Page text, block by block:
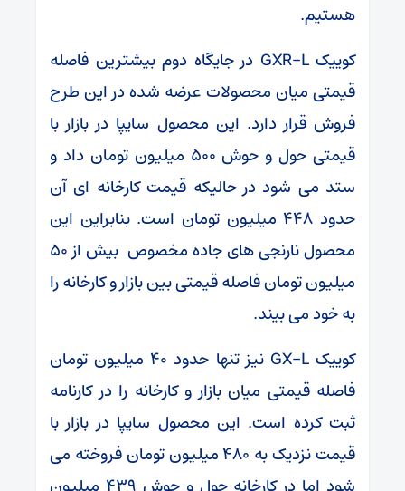
هستیم.
کوییک GXR-L در جایگاه دوم بیشترین فاصله
قیمتی میان محصولات عرضه شده در این طرح
فروش قرار دارد. این محصول سایپا در بازار با
قیمتی حول و حوش ۵۰۰ میلیون تومان داد و
ستد می شود در حالیکه قیمت کارخانه ای آن
حدود ۴۴۸ میلیون تومان است. بنابراین این
محصول نارنجی های جاده مخصوص بیش از ۵۰
میلیون تومان فاصله قیمتی بین بازار و کارخانه را
به خود می بیند.
کوییک GX-L نیز تنها حدود ۴۰ میلیون تومان
فاصله قیمتی میان بازار و کارخانه را در کارنامه
ثبت کرده است. این محصول سایپا در بازار با
قیمت نزدیک به ۴۸۰ میلیون تومان فروخته می